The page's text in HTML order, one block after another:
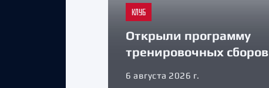
КЛУБ
Открыли программу
тренировочных сборов
6 августа 2026 г.